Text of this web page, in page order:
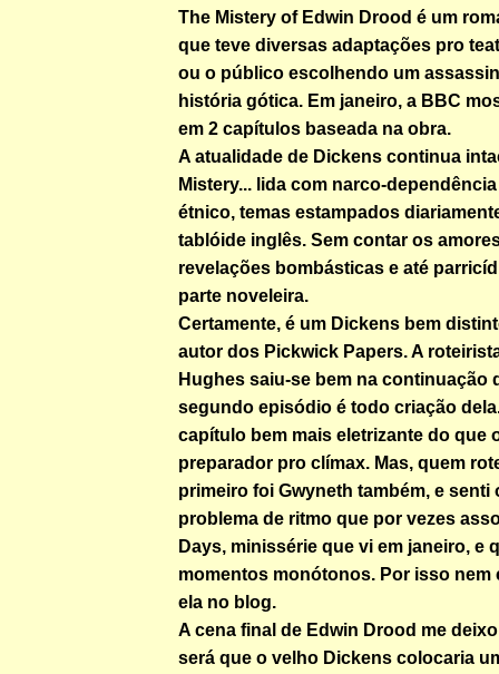
The Mistery of Edwin Drood é um
que teve diversas adaptações pro
ou o público escolhendo um
história gótica. Em janeiro, a BBC
em 2 capítulos baseada na obra.
A atualidade de Dickens continua
Mistery... lida com narco-
étnico, temas estampados
tablóide inglês. Sem contar os
revelações bombásticas e até
parte noveleira.
Certamente, é um Dickens bem
autor dos Pickwick Papers. A
Hughes saiu-se bem na continuação
segundo episódio é todo criação
capítulo bem mais eletrizante do que
preparador pro clímax. Mas, quem
primeiro foi Gwyneth também, e senti
problema de ritmo que por vezes
Days, minissérie que vi em janeiro, e
momentos monótonos. Por isso nem
ela no blog.
A cena final de Edwin Drood me
será que o velho Dickens colocaria